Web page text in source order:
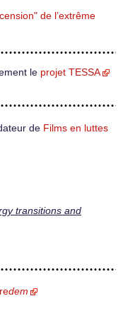
de l’extrême
le projet TESSA
de Films en luttes
transitions and
dem